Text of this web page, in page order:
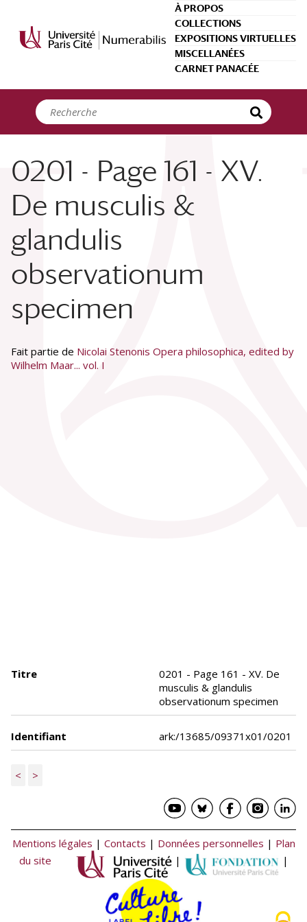
À PROPOS
COLLECTIONS
EXPOSITIONS VIRTUELLES
MISCELLANÉES
CARNET PANACÉE
0201 - Page 161 - XV.
De musculis &
glandulis
observationum
specimen
Fait partie de Nicolai Stenonis Opera philosophica, edited by
Wilhelm Maar... vol. I
Titre
0201 - Page 161 - XV. De
musculis & glandulis
observationum specimen
Identifiant ark:/13685/09371x01/0201
< >
Mentions légales | Contacts | Données personnelles | Plan
du site
| |